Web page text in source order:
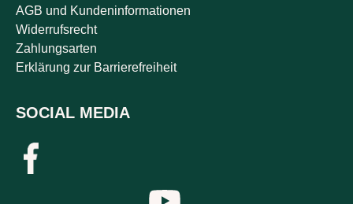
AGB und Kundeninformationen
Widerrufsrecht
Zahlungsarten
Erklärung zur Barrierefreiheit
SOCIAL MEDIA